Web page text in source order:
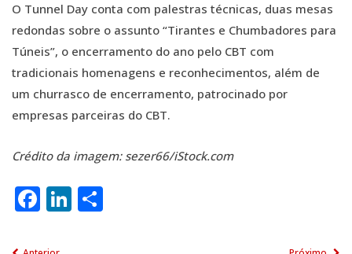
O Tunnel Day conta com palestras técnicas, duas mesas
redondas sobre o assunto “Tirantes e Chumbadores para
Túneis”, o encerramento do ano pelo CBT com
tradicionais homenagens e reconhecimentos, além de
um churrasco de encerramento, patrocinado por
empresas parceiras do CBT.
Crédito da imagem: sezer66/iStock.com
Facebook
LinkedIn